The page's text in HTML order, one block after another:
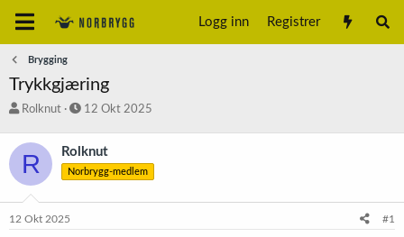
Logg inn Registrer
Brygging
Trykkgjæring
T
å
d
s
a
r
Rolknut
S
r
t
a
12 Okt 2025
R Rolknut
Norbrygg-medlem
12 Okt 2025 #1